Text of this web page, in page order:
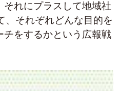
れにプラスして地域社
、それぞれどんな目的を
チをするかという広報戦